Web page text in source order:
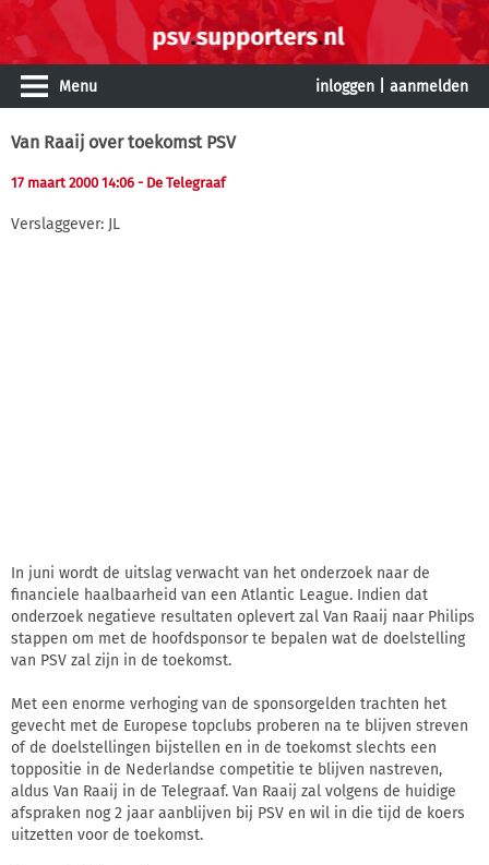
Menu inloggen aanmelden
Van Raaij over toekomst PSV
17 maart 2000 14:06 - De Telegraaf
Verslaggever: JL
In juni wordt de uitslag verwacht van het onderzoek naar de
financiele haalbaarheid van een Atlantic League. Indien dat
onderzoek negatieve resultaten oplevert zal Van Raaij naar Philips
stappen om met de hoofdsponsor te bepalen wat de doelstelling
van PSV zal zijn in de toekomst.
Met een enorme verhoging van de sponsorgelden trachten het
gevecht met de Europese topclubs proberen na te blijven streven
of de doelstellingen bijstellen en in de toekomst slechts een
toppositie in de Nederlandse competitie te blijven nastreven,
aldus Van Raaij in de Telegraaf. Van Raaij zal volgens de huidige
afspraken nog 2 jaar aanblijven bij PSV en wil in die tijd de koers
uitzetten voor de toekomst.